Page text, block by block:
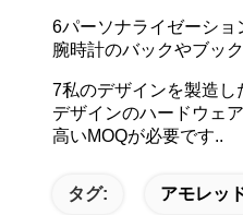
6パーソナライゼーショ
腕時計のバックやブッ
7私のデザインを製造
デザインのハードウェ
高いMOQが必要です..
タグ: アモレッ